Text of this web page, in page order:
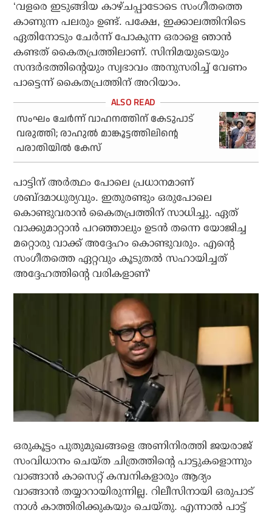
‘വളരെ ഇടുങ്ങിയ കാഴ്ചപ്പാടോടെ സംഗീതത്തെ
കാണുന്ന പലരും ഉണ്ട്. പക്ഷേ, ഇക്കാലത്തിനിടെ
ഏതിനോടും ചേർന്ന് പോകുന്ന ഒരാളെ ഞാൻ
കണ്ടത് കൈതപ്രത്തിലാണ്. സിനിമയുടെയും
സന്ദർഭത്തിന്റെയും സ്വഭാവം അനുസരിച്ച് വേണം
പാട്ടെന്ന് കൈതപ്രത്തിന് അറിയാം.
സംഘം ചേര്‍ന്ന് വാഹനത്തിന് കേടുപാട്
വരുത്തി; രാഹുല്‍ മാങ്കൂട്ടത്തിലിന്റെ
പരാതിയില്‍ കേസ്
പാട്ടിന് അർത്ഥം പോലെ പ്രധാനമാണ്
ശബ്ദമാധുര്യവും. ഇതുരണ്ടും ഒരുപോലെ
കൊണ്ടുവരാൻ കൈതപ്രത്തിന് സാധിച്ചു. ഏത്
വാക്കുമാറ്റാൻ പറഞ്ഞാലും ഉടൻ തന്നെ യോജിച്ച
മറ്റൊരു വാക്ക് അദ്ദേഹം കൊണ്ടുവരും. എന്റെ
സംഗീതത്തെ ഏറ്റവും കൂടുതൽ സഹായിച്ചത്
അദ്ദേഹത്തിന്റെ വരികളാണ്’
ഒരുകൂട്ടം പുതുമുഖങ്ങളെ അണിനിരത്തി ജയരാജ്
സംവിധാനം ചെയ്ത ചിത്രത്തിന്റെ പാട്ടുകളൊന്നും
വാങ്ങാൻ കാസെറ്റ് കമ്പനികളാരും ആദ്യം
വാങ്ങാൻ തയ്യാറായിരുന്നില്ല. റിലീസിനായി ഒരുപാട്
നാൾ കാത്തിരിക്കുകയും ചെയ്തു. എന്നാൽ പാട്ട്